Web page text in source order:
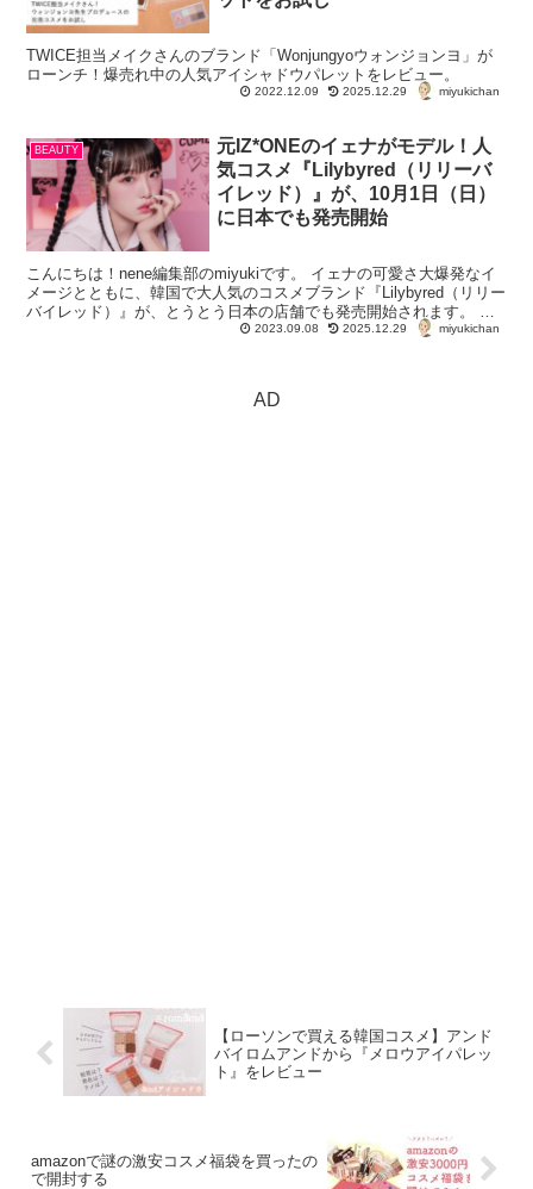
TWICE担当メイクさんのブランド「Wonjungyoウォンジョンヨ」が
ローンチ！爆売れ中の人気アイシャドウパレットをレビュー。
2022.12.09 2025.12.29 miyukichan
BEAUTY
元IZ*ONEのイェナがモデル！人
気コスメ『Lilybyred（リリーバ
イレッド）』が、10月1日（日）
に日本でも発売開始
こんにちは！nene編集部のmiyukiです。 イェナの可愛さ大爆発なイ
メージとともに、韓国で大人気のコスメブランド『Lilybyred（リリー
バイレッド）』が、とうとう日本の店舗でも発売開始されます。 イ
2023.09.08 2025.12.29 miyukichan
AD
【ローソンで買える韓国コスメ】アンド
バイロムアンドから『メロウアイパレッ
ト』をレビュー
amazonで謎の激安コスメ福袋を買ったの
で開封する